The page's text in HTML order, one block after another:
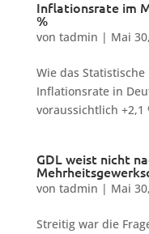
Inflationsrate im
%
von tadmin | Mai
Wie das
Inflationsrate in
voraussichtlich +2,1
GDL weist nicht
von tadmin | Mai
Streitig war die